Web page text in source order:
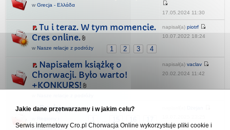
w Grecja - Ελλάδα
17.05.2024 11:30
Tu i teraz. W tym momencie.
Cres online.
1 2 3 4
w Nasze relacje z podróży
napisał(a) piotrf
10.07.2022 18:24
Napisałem książkę o
Chorwacji. Było warto!
+KONKURS!
napisał(a) vaclav
20.02.2024 11:42
Podgora
miejscowości
Jakie dane przetwarzamy i w jakim celu?
Serwis internetowy Cro.pl Chorwacja Online wykorzystuje pliki cookie i